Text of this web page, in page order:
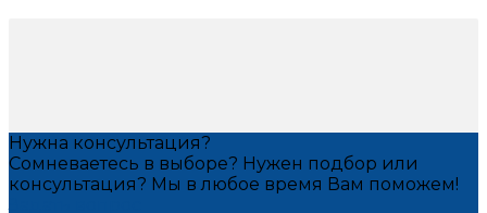
Нужна консультация?
Сомневаетесь в выборе? Нужен подбор или
консультация? Мы в любое время Вам поможем!